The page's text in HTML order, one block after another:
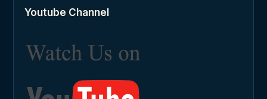
Youtube Channel